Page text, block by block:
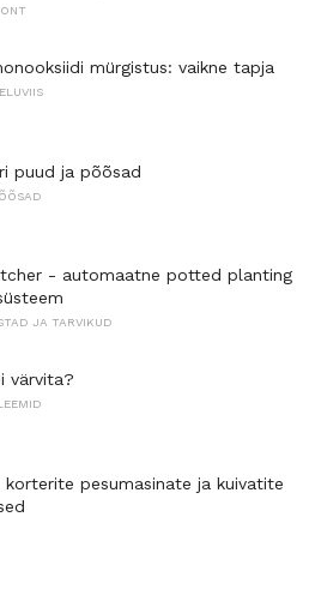
mürgistus: vaikne tapja
puud ja põõsad
- automaatne potted planting
JA TARVIKUD
värvita?
korterite pesumasinate ja kuivatite